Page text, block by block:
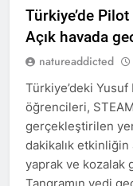
Türkiye’de
Açık havada
natureaddicted
Türkiye’deki Yusuf
öğrencileri,
gerçekleştirilen
dakikalık
yaprak ve kozalak